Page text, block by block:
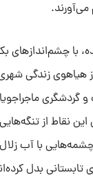
می‌آورند.
با چشم‌اندازهای
هیاهوی زندگی
و گردشگری
نقاط از
با آب
تابستانی بدل